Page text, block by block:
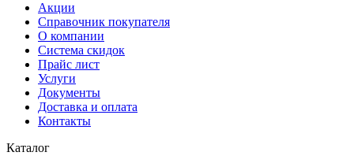
Aкции
Справочник покупателя
О компании
Система скидок
Прайс лист
Услуги
Документы
Доставка и оплата
Контакты
Каталог